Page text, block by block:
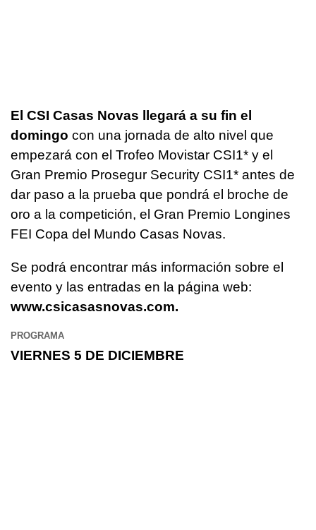
El CSI Casas Novas llegará a su fin el
domingo con una jornada de alto nivel que
empezará con el Trofeo Movistar CSI1* y el
Gran Premio Prosegur Security CSI1* antes de
dar paso a la prueba que pondrá el broche de
oro a la competición, el Gran Premio Longines
FEI Copa del Mundo Casas Novas.
Se podrá encontrar más información sobre el
evento y las entradas en la página web:
www.csicasasnovas.com.
PROGRAMA
VIERNES 5 DE DICIEMBRE